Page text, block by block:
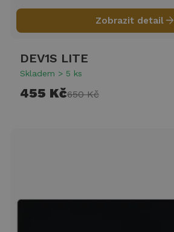
Zobrazit detailarrow_forward
DEV1S LITE
Skladem > 5 ks
455 Kč650 Kč